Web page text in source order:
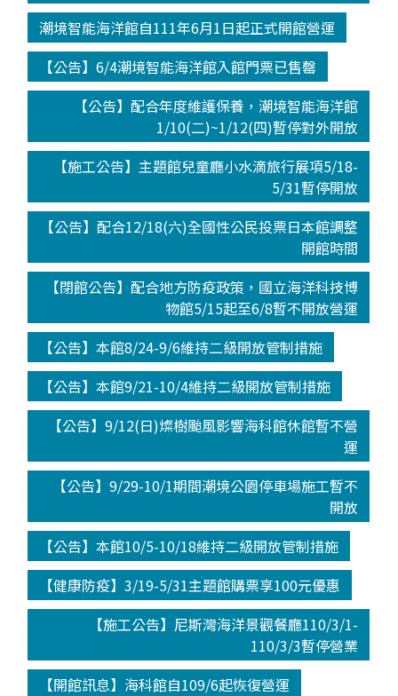
潮境智能海洋館自111年6月1日起正式開館營運
【公告】6/4潮境智能海洋館入館門票已售罄
【公告】配合年度維護保養，潮境智能海洋館
1/10(二)~1/12(四)暫停對外開放
【施工公告】主題館兒童廳小水滴旅行展項5/18-
5/31暫停開放
【公告】配合12/18(六)全國性公民投票日本館調整
開館時間
【閉館公告】配合地方防疫政策，國立海洋科技博
物館5/15起至6/8暫不開放營運
【公告】本館8/24-9/6維持二級開放管制措施
【公告】本館9/21-10/4維持二級開放管制措施
【公告】9/12(日)燦樹颱風影響海科館休館暫不營
運
【公告】9/29-10/1期間潮境公園停車場施工暫不
開放
【公告】本館10/5-10/18維持二級開放管制措施
【健康防疫】3/19-5/31主題館購票享100元優惠
【施工公告】尼斯灣海洋景觀餐廳110/3/1-
110/3/3暫停營業
【開館訊息】海科館自109/6起恢復營運